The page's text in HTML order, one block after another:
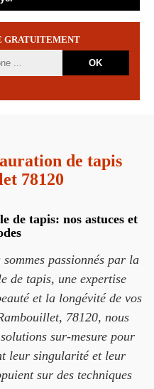
GRATUITEMENT
de tapis
78120
de tapis: nos astuces et
passionnés par la
de tapis, une expertise
et la longévité de vos
78120, nous
sur-mesure pour
leur singularité et leur
sur des techniques